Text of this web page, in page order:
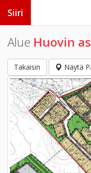
Siiri
Alue Huovin
Takaisin Näytä